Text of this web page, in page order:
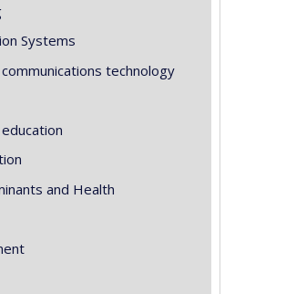
Systems
technology
and Health